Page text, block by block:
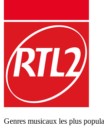
Genres musicaux les plus